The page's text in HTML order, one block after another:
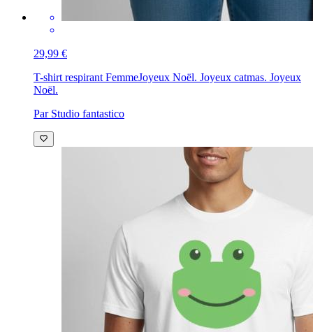
29,99 €
T-shirt respirant FemmeJoyeux Noël. Joyeux catmas. Joyeux
Noël.
Par Studio fantastico